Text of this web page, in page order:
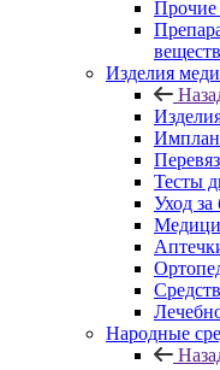
Прочие
веществ
Изделия
Тесты
Уход
Народные